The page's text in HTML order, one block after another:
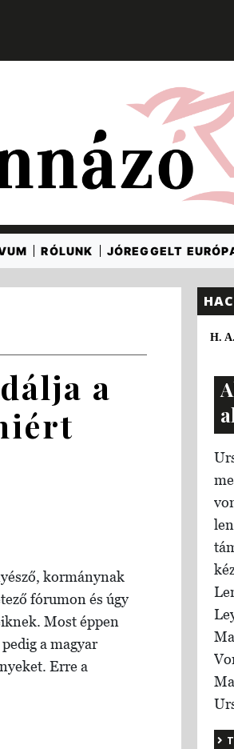
RÓLUNK JÓREGGELT
a
kormánynak
fórumon és úgy
Most éppen
a magyar
Erre a
H. A.